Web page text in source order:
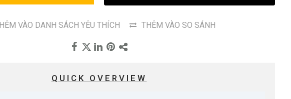
VÀO DANH SÁCH YÊU THÍCH THÊM VÀO SO SÁNH
QUICK OVERVIEW